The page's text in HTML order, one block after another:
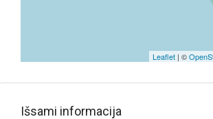
Leaflet | ©
Išsami informacija